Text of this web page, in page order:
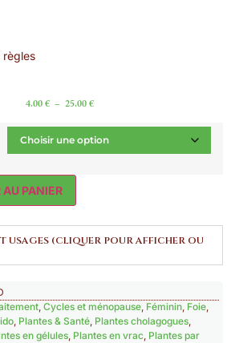
règles
4.00 € – 25.00 €
PANIER
USAGES (CLIQUER POUR AFFICHER OU
, Cycles et ménopause, Féminin, Foie,
, Plantes & Santé, Plantes cholagogues,
en gélules, Plantes en vrac, Plantes par